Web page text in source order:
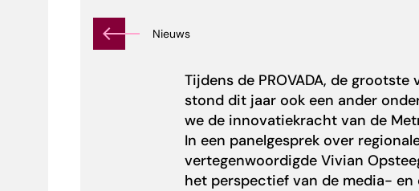
Nieuws
Tijdens de PROVADA, de
stond dit jaar ook een ander
we de innovatiekracht van de
In een panelgesprek over
vertegenwoordigde Vivian
het perspectief van de media- en